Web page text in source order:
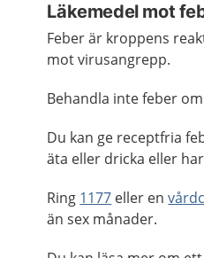
Läkemedel mot
Feber är kroppens
mot virusangrepp.
Behandla inte feber
Du kan ge receptfria
äta eller dricka eller
Ring 1177 eller en
än sex månader.